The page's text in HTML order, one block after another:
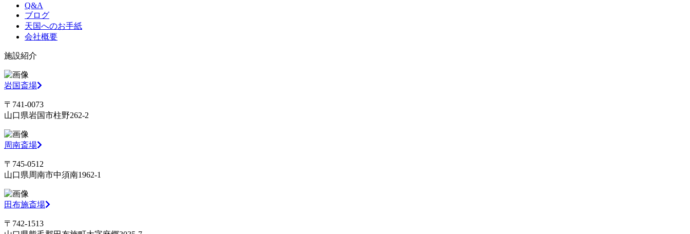
Q&A
ブログ
天国へのお手紙
会社概要
施設紹介
岩国斎場
〒741-0073
山口県岩国市柱野262-2
周南斎場
〒745-0512
山口県周南市中須南1962-1
田布施斎場
〒742-1513